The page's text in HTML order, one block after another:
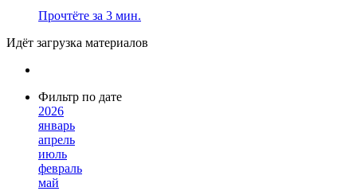
Прочтёте за 3 мин.
Идёт загрузка материалов
Фильтр по дате
2026
январь
апрель
июль
февраль
май